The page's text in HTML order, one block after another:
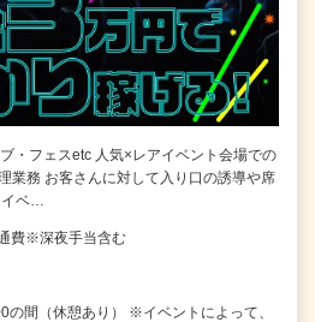
・フェスetc 人気×レアイベント会場での
業務 お客さんに対して入り口の誘導や席
ベ…
費※深夜手当含む
の間（休憩あり） ※イベントによって、